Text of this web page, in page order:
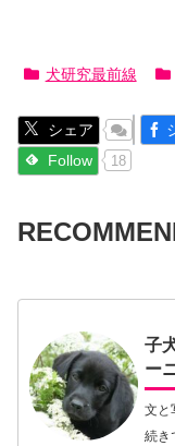
犬研究最前線
シェア
Follow 18
子
ー
文と
続き